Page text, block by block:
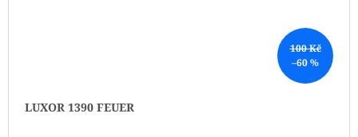
100 Kč
–60 %
LUXOR 1390 FEUER